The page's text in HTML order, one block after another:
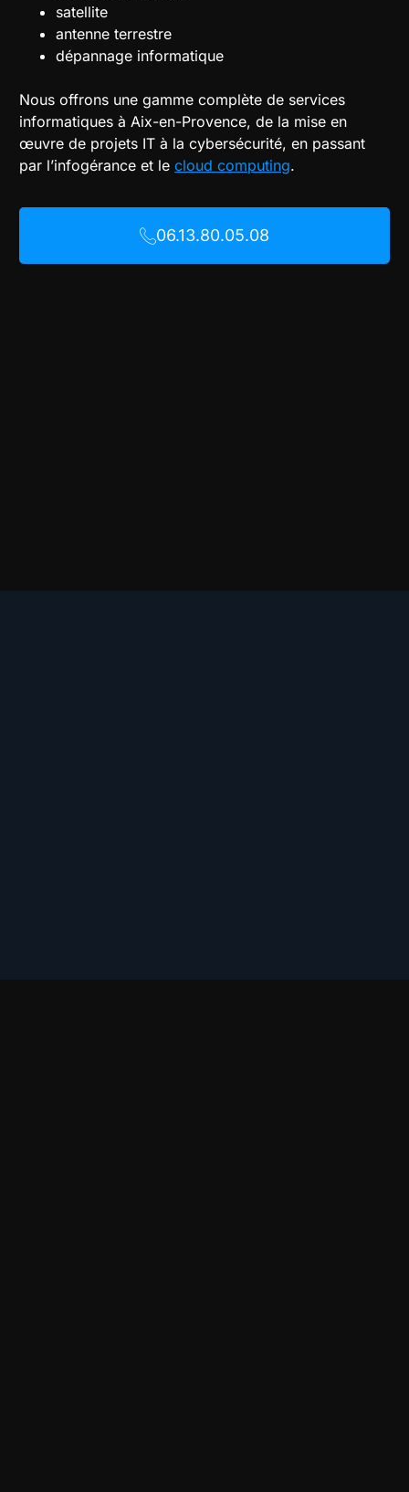
satellite
antenne terrestre
dépannage informatique
Nous offrons une gamme complète de services
informatiques à Aix-en-Provence, de la mise en
œuvre de projets IT à la cybersécurité, en passant
par l’infogérance et le cloud computing.
06.13.80.05.08